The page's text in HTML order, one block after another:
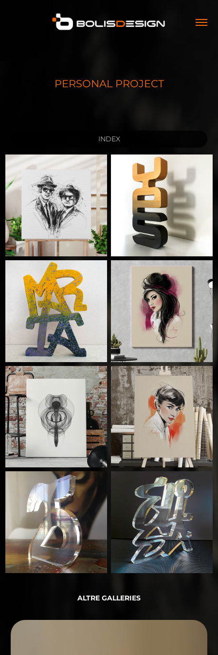
PERSONAL PROJECT
INDEX
ALTRE GALLERIES